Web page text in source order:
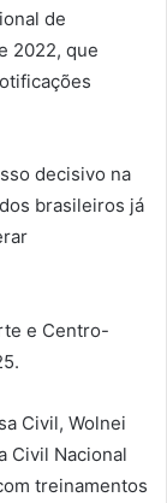
de
2022, que
decisivo na
brasileiros já
e Centro-
Civil, Wolnei
Civil Nacional
treinamentos